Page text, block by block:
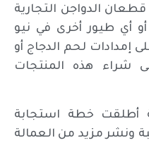
من سلالة إتش 5 في قطعان الدواجن التجارية
أو أي طيور أخرى في نيو
إمدادات لحم الدجاج أو
شراء هذه المنتجات
أطلقت خطة استجابة
ونشر مزيد من العمالة